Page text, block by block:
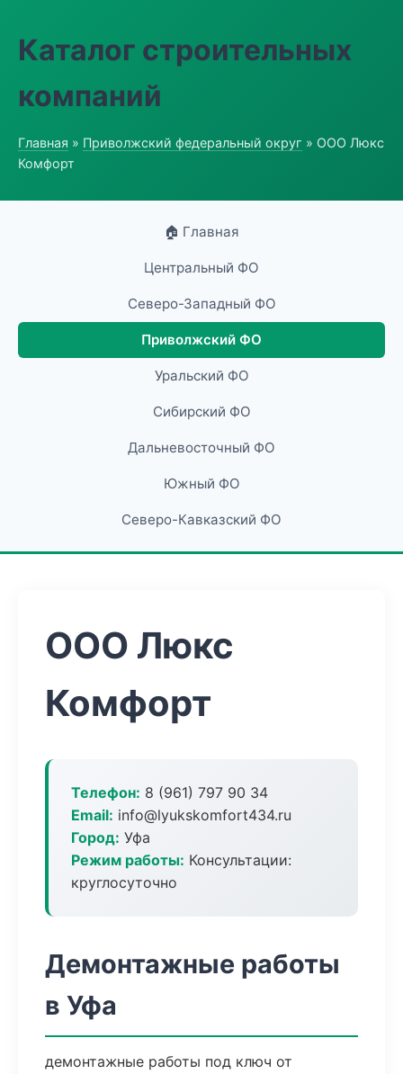
Каталог строительных
компаний
Главная » Приволжский федеральный округ » ООО Люкс
Комфорт
🏠 Главная
Центральный ФО
Северо-Западный ФО
Приволжский ФО
Уральский ФО
Сибирский ФО
Дальневосточный ФО
Южный ФО
Северо-Кавказский ФО
ООО Люкс
Комфорт
Телефон: 8 (961) 797 90 34
Email: info@lyukskomfort434.ru
Город: Уфа
Режим работы: Консультации:
круглосуточно
Демонтажные работы
в Уфа
демонтажные работы под ключ от